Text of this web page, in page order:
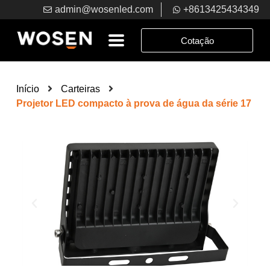
admin@wosenled.com +8613425434349
Cotação
Início
Carteiras
Projetor LED compacto à prova de água da série 17